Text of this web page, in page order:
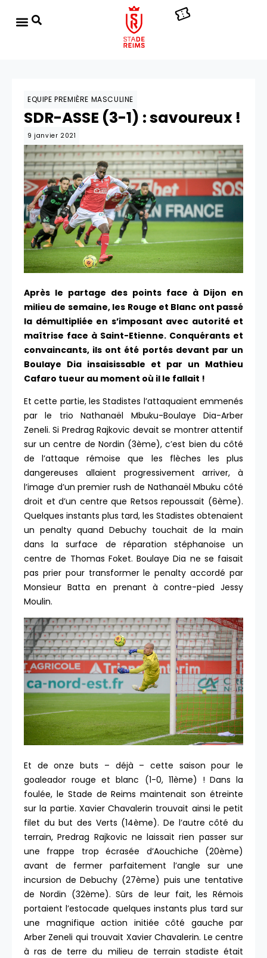
EQUIPE PREMIÈRE MASCULINE
SDR-ASSE (3-1) : savoureux !
9 janvier 2021
Après le partage des points face à Dijon en
milieu de semaine, les Rouge et Blanc ont passé
la démultipliée en s’imposant avec autorité et
maîtrise face à Saint-Etienne. Conquérants et
convaincants, ils ont été portés devant par un
Boulaye Dia insaisissable et par un Mathieu
Cafaro tueur au moment où il le fallait !
Et cette partie, les Stadistes l’attaquaient emmenés
par le trio Nathanaël Mbuku-Boulaye Dia-Arber
Zeneli. Si Predrag Rajkovic devait se montrer attentif
sur un centre de Nordin (3ème), c’est bien du côté
de l’attaque rémoise que les flèches les plus
dangereuses allaient progressivement arriver, à
l’image d’un premier rush de Nathanaël Mbuku côté
droit et d’un centre que Retsos repoussait (6ème).
Quelques instants plus tard, les Stadistes obtenaient
un penalty quand Debuchy touchait de la main
dans la surface de réparation stéphanoise un
centre de Thomas Foket. Boulaye Dia ne se faisait
pas prier pour transformer le penalty accordé par
Monsieur Batta en prenant à contre-pied Jessy
Moulin.
Et de onze buts – déjà – cette saison pour le
goaleador rouge et blanc (1-0, 11ème) ! Dans la
foulée, le Stade de Reims maintenait son étreinte
sur la partie. Xavier Chavalerin trouvait ainsi le petit
filet du but des Verts (14ème). De l’autre côté du
terrain, Predrag Rajkovic ne laissait rien passer sur
une frappe trop écrasée d’Aouchiche (20ème)
avant de fermer parfaitement l’angle sur une
incursion de Debuchy (27ème) puis une tentative
de Nordin (32ème). Sûrs de leur fait, les Rémois
portaient l’estocade quelques instants plus tard sur
une magnifique action initiée côté gauche par
Arber Zeneli qui trouvait Xavier Chavalerin. Le centre
à ras de terre du milieu de terrain stadiste était